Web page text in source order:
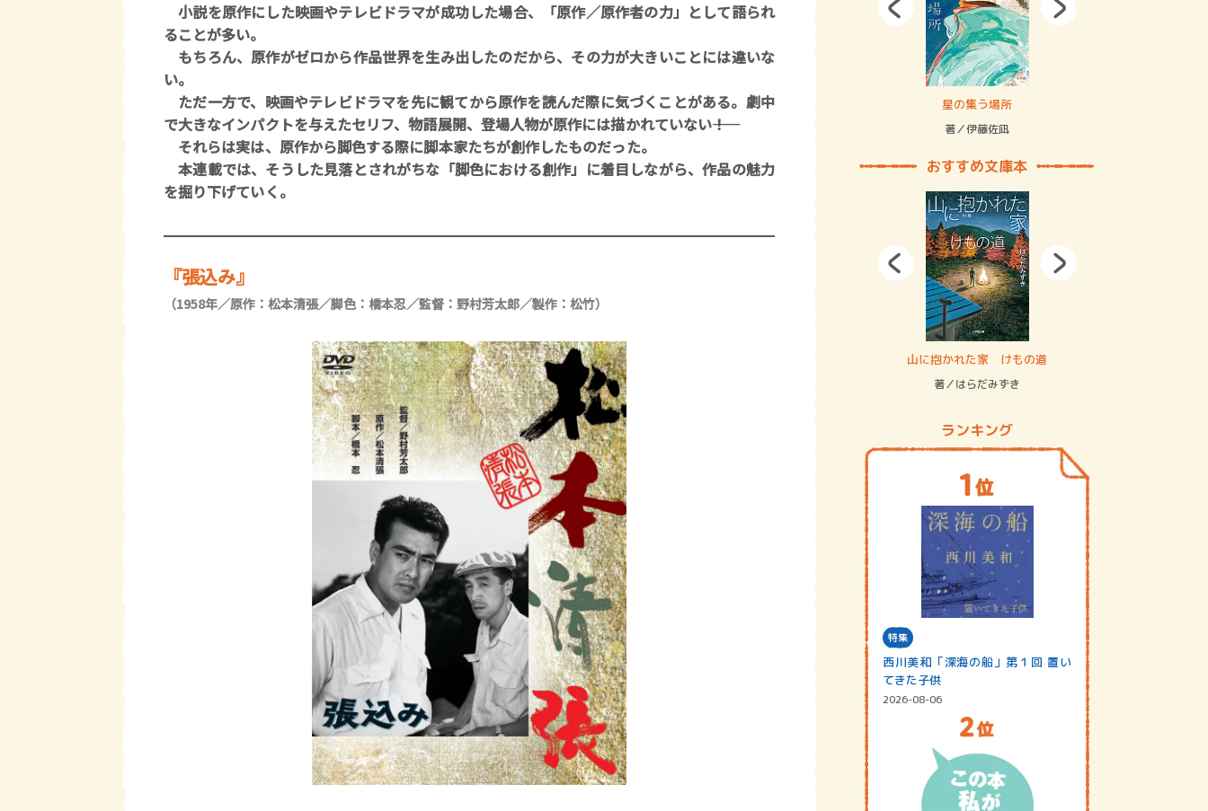
小説を原作にした映画やテレビドラマが成功した場合、「原作／原作者の力」として語られ
ることが多い。
もちろん、原作がゼロから作品世界を生み出したのだから、その力が大きいことには違いな
い。
ただ一方で、映画やテレビドラマを先に観てから原作を読んだ際に気づくことがある。劇中
で大きなインパクトを与えたセリフ、物語展開、登場人物が原作には描かれていない――！
それらは実は、原作から脚色する際に脚本家たちが創作したものだった。
本連載では、そうした見落とされがちな「脚色における創作」に着目しながら、作品の魅力
を掘り下げていく。
『張込み』
（1958年／原作：松本清張／脚色：橋本忍／監督：野村芳太郎／製作：松竹）
賞金稼ぎスリーサム！ 二重拘束の…
著／川瀬七緒
星の集う場所
著／伊藤佐凪
おすすめ文庫本
山に抱かれた家 けもの道
著／はらだみずき
ランキング
特集
西川美和「深海の船」第１回 置い
てきた子供
2026-08-06